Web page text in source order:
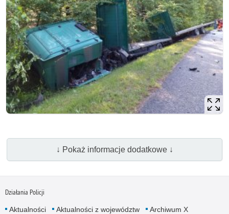
↓ Pokaż informacje dodatkowe ↓
Działania Policji
Aktualności Aktualności z województw
Archiwum X